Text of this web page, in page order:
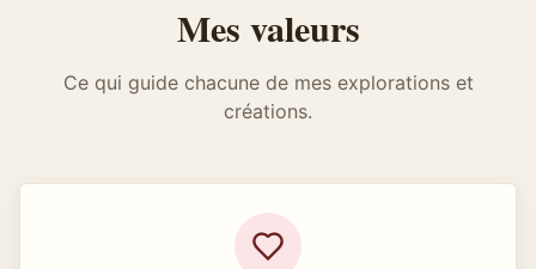
Mes valeurs
Ce qui guide chacune de mes explorations et
créations.